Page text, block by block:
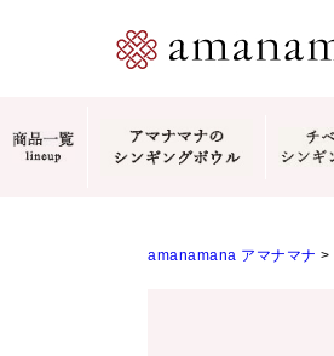
amanamana アマナマナ >